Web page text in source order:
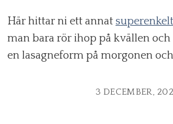
Här hittar ni ett annat
man bara rör ihop på kvällen
en lasagneform på morgonen
3 DECEMBER,